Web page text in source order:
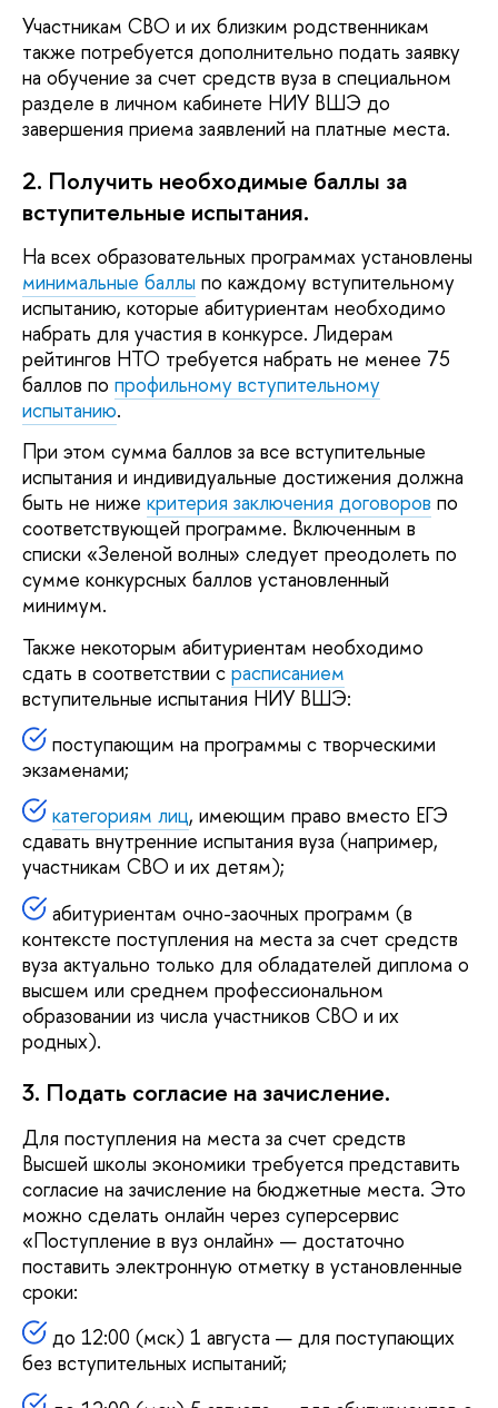
Участникам СВО и их близким родственникам
также потребуется дополнительно подать заявку
на обучение за счет средств вуза в специальном
разделе в личном кабинете НИУ ВШЭ до
завершения приема заявлений на платные места.
2. Получить необходимые баллы за
вступительные испытания.
На всех образовательных программах установлены
минимальные баллы по каждому вступительному
испытанию, которые абитуриентам необходимо
набрать для участия в конкурсе. Лидерам
рейтингов НТО требуется набрать не менее 75
баллов по профильному вступительному
испытанию.
При этом сумма баллов за все вступительные
испытания и индивидуальные достижения должна
быть не ниже критерия заключения договоров по
соответствующей программе. Включенным в
списки «Зеленой волны» следует преодолеть по
сумме конкурсных баллов установленный
минимум.
Также некоторым абитуриентам необходимо
сдать в соответствии с расписанием
вступительные испытания НИУ ВШЭ:
поступающим на программы с творческими
экзаменами;
категориям лиц, имеющим право вместо ЕГЭ
сдавать внутренние испытания вуза (например,
участникам СВО и их детям);
абитуриентам очно-заочных программ (в
контексте поступления на места за счет средств
вуза актуально только для обладателей диплома о
высшем или среднем профессиональном
образовании из числа участников СВО и их
родных).
3. Подать согласие на зачисление.
Для поступления на места за счет средств
Высшей школы экономики требуется представить
согласие на зачисление на бюджетные места. Это
можно сделать онлайн через суперсервис
«Поступление в вуз онлайн» — достаточно
поставить электронную отметку в установленные
сроки:
до 12:00 (мск) 1 августа — для поступающих
без вступительных испытаний;